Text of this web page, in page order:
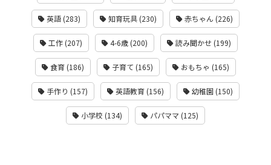
英語 (283) 知育玩具 (230) 赤ちゃん (226)
工作 (207) 4-6歳 (200) 読み聞かせ (199)
食育 (186) 子育て (165) おもちゃ (165)
手作り (157) 英語教育 (156) 幼稚園 (150)
小学校 (134) パパママ (125)